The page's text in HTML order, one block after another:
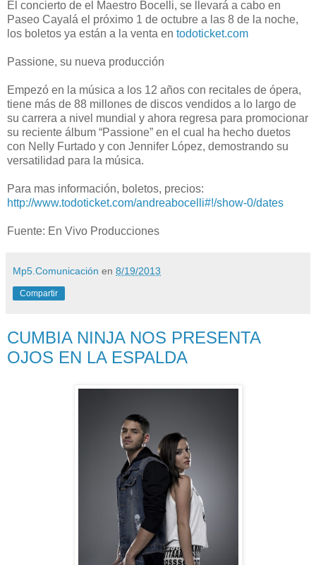
El concierto de el Maestro Bocelli, se llevará a cabo en
Paseo Cayalá el próximo 1 de octubre a las 8 de la noche,
los boletos ya están a la venta en todoticket.com
Passione, su nueva producción
Empezó en la música a los 12 años con recitales de ópera,
tiene más de 88 millones de discos vendidos a lo largo de
su carrera a nivel mundial y ahora regresa para promocionar
su reciente álbum “Passione” en el cual ha hecho duetos
con Nelly Furtado y con Jennifer López, demostrando su
versatilidad para la música.
Para mas información, boletos, precios:
http://www.todoticket.com/andreabocelli#!/show-0/dates
Fuente: En Vivo Producciones
Mp5.Comunicación en 8/19/2013
Compartir
CUMBIA NINJA NOS PRESENTA
OJOS EN LA ESPALDA